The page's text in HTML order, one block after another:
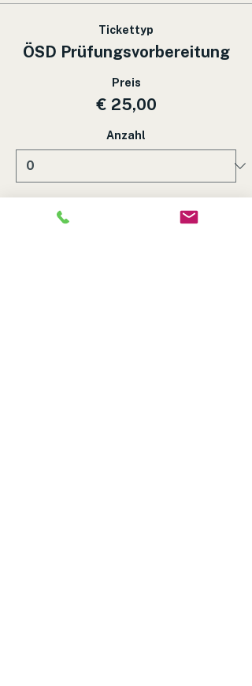
Tickettyp
ÖSD Prüfungsvorbereitung
Preis
€ 25,00
Anzahl
Gesamt € 0,00